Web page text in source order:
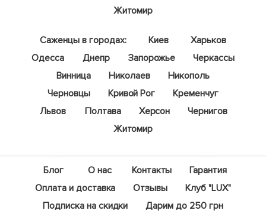
Житомир
Саженцы в городах: Киев
Харьков
Одесса
Днепр Запорожье
Черкассы
Винница
Николаев
Никополь
Черновцы
Кривой Рог
Кременчуг
Львов
Полтава Херсон
Чернигов
Житомир
Блог О нас Контакты
Гарантия
Оплата и доставка
Отзывы
Клуб "LUX"
Подписка на скидки
Дарим до 250 грн